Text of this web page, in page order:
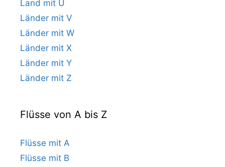
Land mit U
Länder mit V
Länder mit W
Länder mit X
Länder mit Y
Länder mit Z
Flüsse von A bis Z
Flüsse mit A
Flüsse mit B